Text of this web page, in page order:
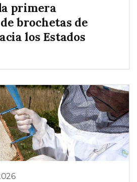
primera
brochetas de
los Estados